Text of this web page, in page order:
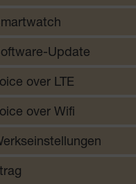
Update
over LTE
over Wifi